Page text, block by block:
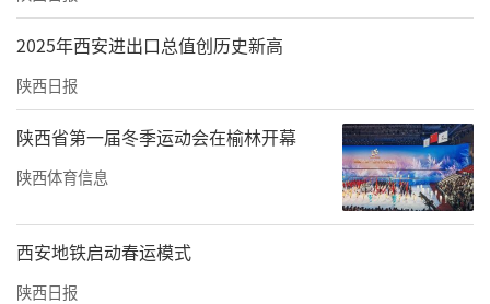
2025年西安进出口总值创历史新高
陕西日报
陕西省第一届冬季运动会在榆林开幕
陕西体育信息
西安地铁启动春运模式
陕西日报